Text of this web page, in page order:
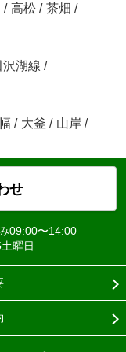
/ 高松 / 茶畑 /
沢湖線 /
/ 大釜 / 山岸 /
せ
09:00〜14:00
曜日